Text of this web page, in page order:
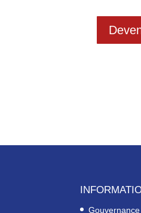
Gouvernance